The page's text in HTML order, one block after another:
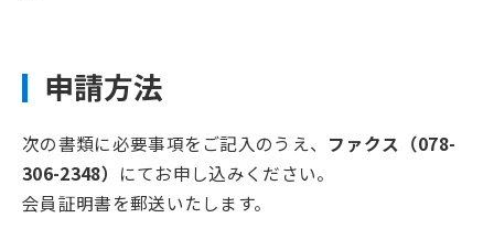
申請方法
次の書類に必要事項をご記入のうえ、 ファクス（078-
306-2348） にてお申し込みください。
会員証明書を郵送いたします。